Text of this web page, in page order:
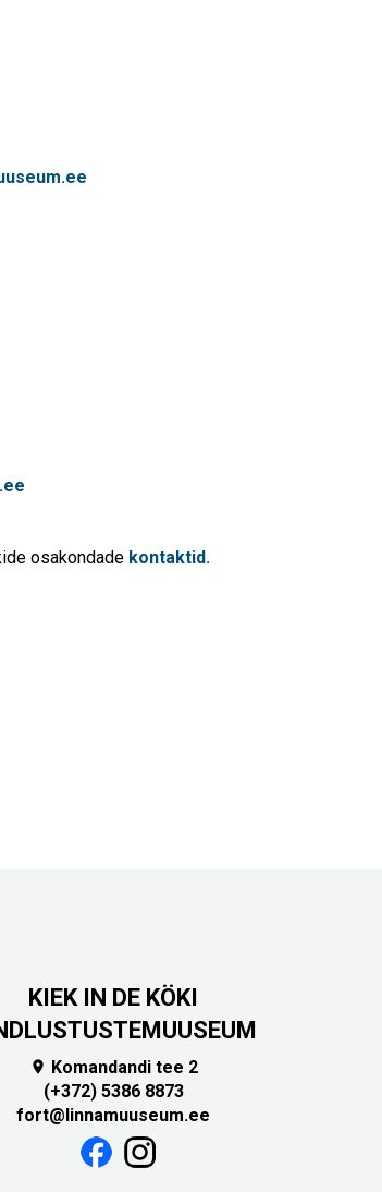
osakondade kontaktid.
KIEK IN DE KÖKI

Komandandi tee 2
(+372) 5386 8873
fort@linnamuuseum.ee